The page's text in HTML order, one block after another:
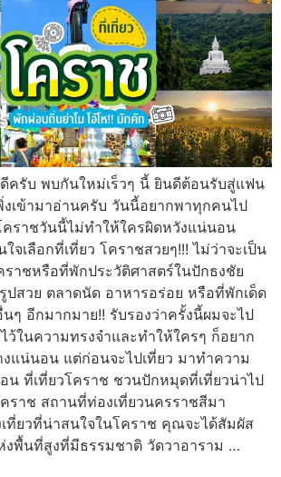
ครับ พบกันใหม่เร็วๆ นี้ ยินดีต้อนรับสู่แฟน
งเข้ามาอ่านครับ วันนี้อยากพาทุกคนไป
คราชวันนี้ไม่ทำให้ใครผิดหวังแน่นอน
จเลือกที่เที่ยว โคราชสวยๆ!!! ไม่ว่าจะเป็น
ราชหรือที่พักประวัติศาสตร์ในปักธงชัย
ปสวย ตลาดนัด อาหารอร่อย หรือที่พักเด็ด
ๆ อีกมากมาย!! รับรองว่าครั้งนี้ผมจะไป
ว้ในความทรงจำและทำให้ใครๆ ก็อยาก
งแน่นอน แต่ก่อนจะไปเที่ยว มาทำความ
น ที่เที่ยวโคราช ชวนปักหมุดที่เที่ยวน่าไป
ราช สถานที่ท่องเที่ยวนครราชสีมา
ที่ยวที่น่าสนใจในโคราช คุณจะได้สัมผัส
งพื้นที่สูงที่มีธรรมชาติ วัดวาอาราม …